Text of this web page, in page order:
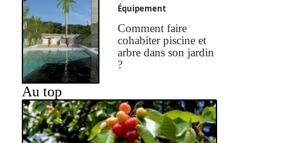
Équipement
Comment faire
cohabiter piscine et
arbre dans son jardin
?
Au top